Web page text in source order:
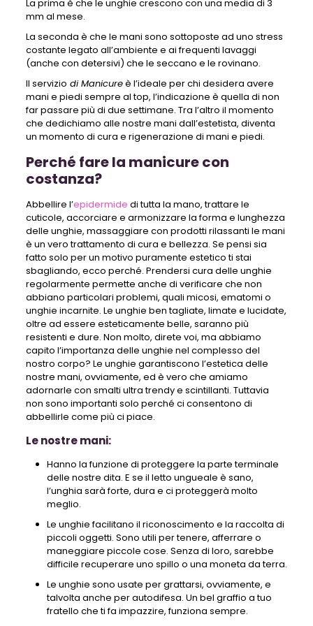
La prima è che le unghie crescono con una media di 3
mm al mese.
La seconda è che le mani sono sottoposte ad uno stress
costante legato all’ambiente e ai frequenti lavaggi
(anche con detersivi) che le seccano e le rovinano.
Il servizio di Manicureè l’ideale per chi desidera avere
mani e piedi sempre al top, l’indicazione è quella di non
far passare più di due settimane. Tra l’altro il momento
che dedichiamo alle nostre mani dall’estetista, diventa
un momento di cura e rigenerazione di mani e piedi.
Perché fare la manicure con
costanza?
Abbellire l’epidermide di tutta la mano, trattare le
cuticole, accorciare e armonizzare la forma e lunghezza
delle unghie, massaggiare con prodotti rilassanti le mani
è un vero trattamento di cura e bellezza. Se pensi sia
fatto solo per un motivo puramente estetico ti stai
sbagliando, ecco perché. Prendersi cura delle unghie
regolarmente permette anche di verificare che non
abbiano particolari problemi, quali micosi, ematomi o
unghie incarnite. Le unghie ben tagliate, limate e lucidate,
oltre ad essere esteticamente belle, saranno più
resistenti e dure. Non molto, direte voi, ma abbiamo
capito l’importanza delle unghie nel complesso del
nostro corpo? Le unghie garantiscono l’estetica delle
nostre mani, ovviamente, ed è vero che amiamo
adornarle con smalti ultra trendy e scintillanti. Tuttavia
non sono importanti solo perché ci consentono di
abbellirle come più ci piace.
Le nostre mani:
Hanno la funzione di proteggere la parte terminale
delle nostre dita. E se il letto ungueale è sano,
l’unghia sarà forte, dura e ci proteggerà molto
meglio.
Le unghie facilitano il riconoscimento e la raccolta di
piccoli oggetti. Sono utili per tenere, afferrare o
maneggiare piccole cose. Senza di loro, sarebbe
difficile recuperare uno spillo o una moneta da terra.
Le unghie sono usate per grattarsi, ovviamente, e
talvolta anche per autodifesa. Un bel graffio a tuo
fratello che ti fa impazzire, funziona sempre.